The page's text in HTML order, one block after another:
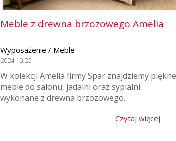
Meble z drewna brzozowego Amelia
Wyposażenie / Meble
2024.10.25
W kolekcji Amelia firmy Spar znajdziemy piękne
meble do salonu, jadalni oraz sypialni
wykonane z drewna brzozowego.
Czytaj więcej